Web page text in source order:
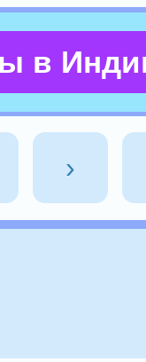
в
›